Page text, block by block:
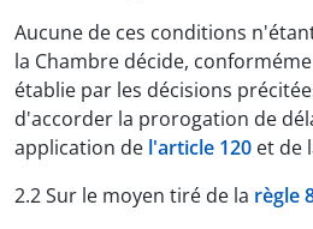
Aucune de ces conditions
la Chambre décide,
établie par les décisions
d'accorder la prorogation de
application de l'article 120 et de
2.2 Sur le moyen tiré de la règle